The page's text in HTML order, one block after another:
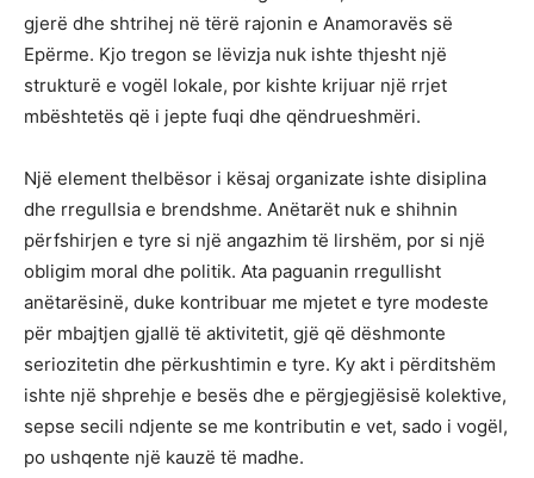
gjerë dhe shtrihej në tërë rajonin e Anamoravës së
Epërme. Kjo tregon se lëvizja nuk ishte thjesht një
strukturë e vogël lokale, por kishte krijuar një rrjet
mbështetës që i jepte fuqi dhe qëndrueshmëri.
Një element thelbësor i kësaj organizate ishte disiplina
dhe rregullsia e brendshme. Anëtarët nuk e shihnin
përfshirjen e tyre si një angazhim të lirshëm, por si një
obligim moral dhe politik. Ata paguanin rregullisht
anëtarësinë, duke kontribuar me mjetet e tyre modeste
për mbajtjen gjallë të aktivitetit, gjë që dëshmonte
seriozitetin dhe përkushtimin e tyre. Ky akt i përditshëm
ishte një shprehje e besës dhe e përgjegjësisë kolektive,
sepse secili ndjente se me kontributin e vet, sado i vogël,
po ushqente një kauzë të madhe.